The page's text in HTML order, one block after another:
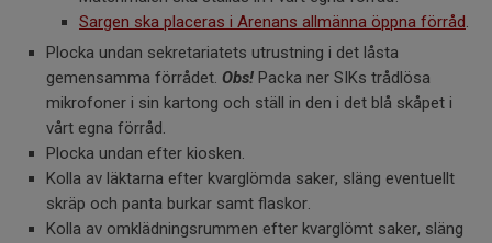
Sargen ska placeras i Arenans allmänna öppna förråd.
Plocka undan sekretariatets utrustning i det låsta
gemensamma förrådet. Obs! Packa ner SIKs trådlösa
mikrofoner i sin kartong och ställ in den i det blå skåpet i
vårt egna förråd.
Plocka undan efter kiosken.
Kolla av läktarna efter kvarglömda saker, släng eventuellt
skräp och panta burkar samt flaskor.
Kolla av omklädningsrummen efter kvarglömt saker, släng